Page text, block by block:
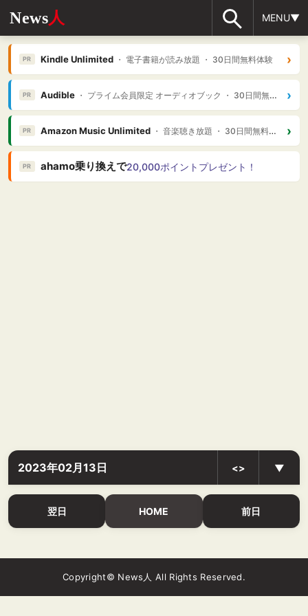
News人 MENU▼
PR Kindle Unlimited・ 電子書籍が読み放題 ・ 30日間無料体験 ›
PR Audible・ プライム会員限定 オーディオブック ・ 30日間無料体験 ›
PR Amazon Music Unlimited・ 音楽聴き放題 ・ 30日間無料体験 ›
PR ahamo乗り換えで20,000ポイントプレゼント！
2023年02月13日 <> ▼
翌日 HOME 前日
Copyright© News人 All Rights Reserved.